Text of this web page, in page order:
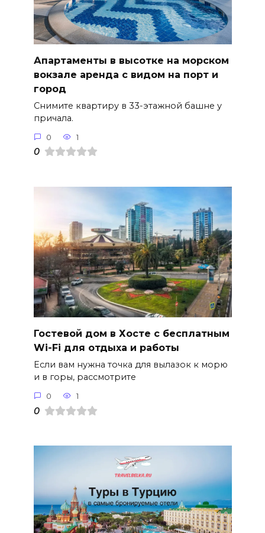
Апартаменты в высотке на морском
вокзале аренда с видом на порт и
город
Снимите квартиру в 33-этажной башне у
причала.
0 1
0
Гостевой дом в Хосте с бесплатным
Wi-Fi для отдыха и работы
Если вам нужна точка для вылазок к морю
и в горы, рассмотрите
0 1
0